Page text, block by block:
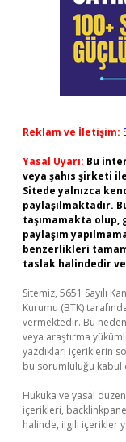
Reklam ve İletişim:
Yasal Uyarı: Bu
veya şahıs şirketi
Sitede yalnızca
paylaşılmaktadır.
taşımamakta olup,
paylaşım
benzerlikleri
taslak halindedir
Sitemiz, 5651 Sayılı
Kurumu (BTK)
vermektedir. Bu
veya araştırma
yazdıkları içeriklerin
bu sorumluluğu kabul
Hukuka ve yasal
içerikleri,
halinde, ilgili içerikler